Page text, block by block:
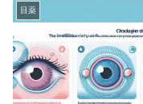
目薬